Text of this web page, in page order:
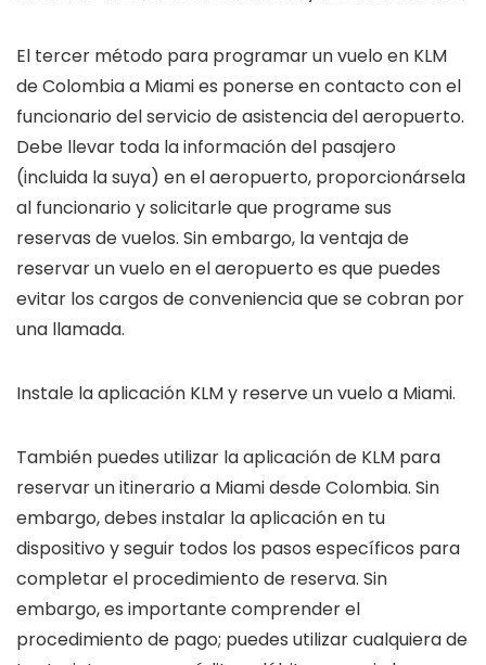
El tercer método para programar un vuelo en KLM
de Colombia a Miami es ponerse en contacto con el
funcionario del servicio de asistencia del aeropuerto.
Debe llevar toda la información del pasajero
(incluida la suya) en el aeropuerto, proporcionársela
al funcionario y solicitarle que programe sus
reservas de vuelos. Sin embargo, la ventaja de
reservar un vuelo en el aeropuerto es que puedes
evitar los cargos de conveniencia que se cobran por
una llamada.
Instale la aplicación KLM y reserve un vuelo a Miami.
También puedes utilizar la aplicación de KLM para
reservar un itinerario a Miami desde Colombia. Sin
embargo, debes instalar la aplicación en tu
dispositivo y seguir todos los pasos específicos para
completar el procedimiento de reserva. Sin
embargo, es importante comprender el
procedimiento de pago; puedes utilizar cualquiera de